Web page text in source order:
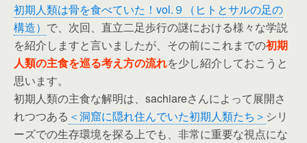
初期人類は骨を食べていた！vol.９（ヒトとサルの足の
構造） で、次回、直立二足歩行の謎における様々な学説
を紹介しますと言いましたが、その前にこれまでの初期
人類の主食を巡る考え方の流れを少し紹介しておこうと
思います。
初期人類の主食な解明は、sachiareさんによって展開さ
れつつある ＜洞窟に隠れ住んでいた初期人類たち＞ シリ
ーズでの生存環境を探る上でも、非常に重要な視点にな